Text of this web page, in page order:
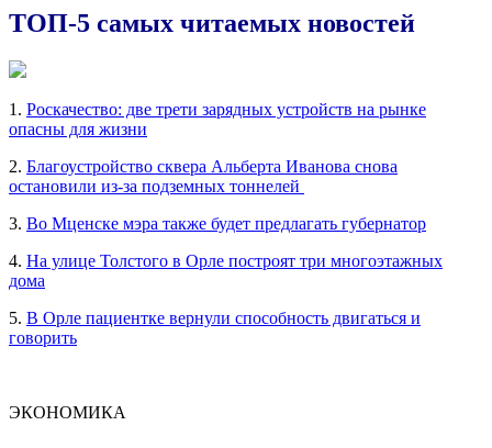
ТОП-5 самых читаемых новостей
1. Роскачество: две трети зарядных устройств на рынке
опасны для жизни
2. Благоустройство сквера Альберта Иванова снова
остановили из-за подземных тоннелей
3. Во Мценске мэра также будет предлагать губернатор
4. На улице Толстого в Орле построят три многоэтажных
дома
5. В Орле пациентке вернули способность двигаться и
говорить
ЭКОНОМИКА